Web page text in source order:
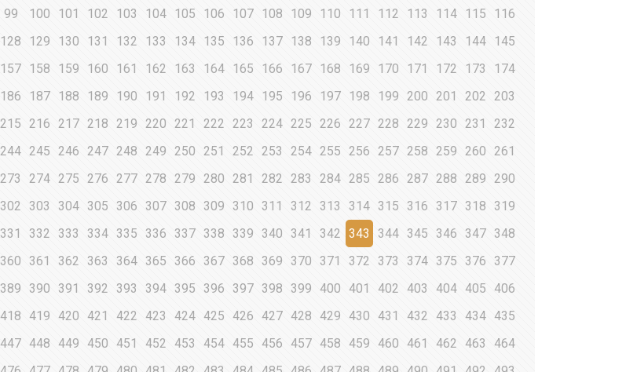
99 100 101 102 103 104 105 106 107 108 109 110 111 112 113 114 115
116
128 129 130 131 132 133 134 135 136 137 138 139 140 141 142 143 144 145
157 158 159 160 161 162 163 164 165 166 167 168 169 170 171 172 173
174
186 187 188 189 190 191 192 193 194 195 196 197 198 199 200 201 202
203
215 216 217 218 219 220 221 222 223 224 225 226 227 228 229 230 231
232
244 245 246 247 248 249 250 251 252 253 254 255 256 257 258 259 260
261
273 274 275 276 277 278 279 280 281 282 283 284 285 286 287 288 289
290
302 303 304 305 306 307 308 309 310 311 312 313 314 315 316 317 318
319
331 332 333 334 335 336 337 338 339 340 341 342 343 344 345 346 347 348
360 361 362 363 364 365 366 367 368 369 370 371 372 373 374 375 376
377
389 390 391 392 393 394 395 396 397 398 399 400 401 402 403 404 405
406
418 419 420 421 422 423 424 425 426 427 428 429 430 431 432 433 434 435
447 448 449 450 451 452 453 454 455 456 457 458 459 460 461 462 463
464